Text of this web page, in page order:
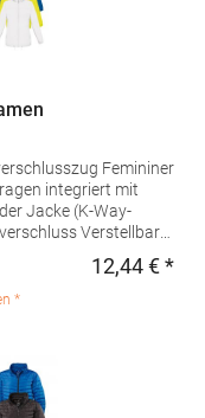
Femininer
Verstellbarer
NylonAngaben zur
The Cotton
12,44 € *
*